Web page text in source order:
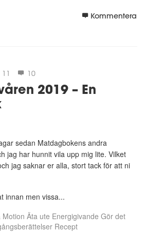
Kommentera
11 10
2019 – En
sedan Matdagbokens andra
jag har hunnit vila upp mig lite. Vilket
jag saknar er alla, stort tack för att ni
innan men vissa...
Motion Äta ute Energigivande Gör det
Recept